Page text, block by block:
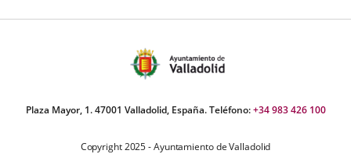
Plaza Mayor, 1. 47001 Valladolid, España. Teléfono:+34 983 426 100
Copyright 2025 - Ayuntamiento de Valladolid